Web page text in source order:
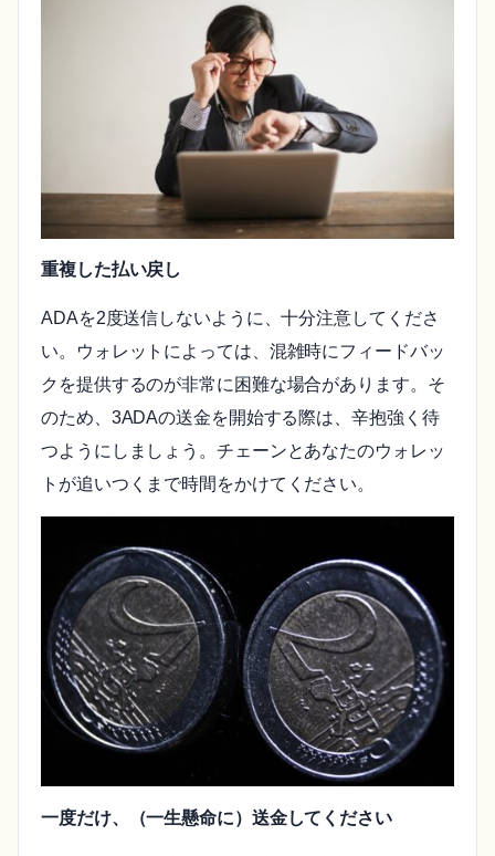
重複した払い戻し
ADAを2度送信しないように、十分注意してくださ
い。ウォレットによっては、混雑時にフィードバッ
クを提供するのが非常に困難な場合があります。そ
のため、3ADAの送金を開始する際は、辛抱強く待
つようにしましょう。チェーンとあなたのウォレッ
トが追いつくまで時間をかけてください。
一度だけ、（一生懸命に）送金してください